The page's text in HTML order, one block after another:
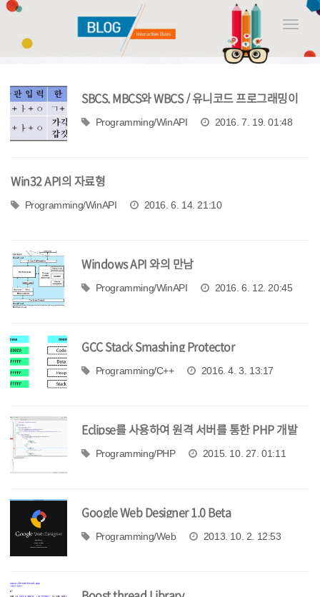
Toggle
SBCS, MBCS와 WBCS / 유니코드 프로그래밍이
중요한 이유
Programming/WinAPI 2016. 7. 19. 01:48
Win32 API의 자료형
Programming/WinAPI 2016. 6. 14. 21:10
Windows API 와의 만남
Programming/WinAPI 2016. 6. 12. 20:45
GCC Stack Smashing Protector
Programming/C++ 2016. 4. 3. 13:17
Eclipse를 사용하여 원격 서버를 통한 PHP 개발
환경 구축하기
Programming/PHP 2015. 10. 27. 01:11
Google Web Designer 1.0 Beta
Programming/Web 2013. 10. 2. 12:53